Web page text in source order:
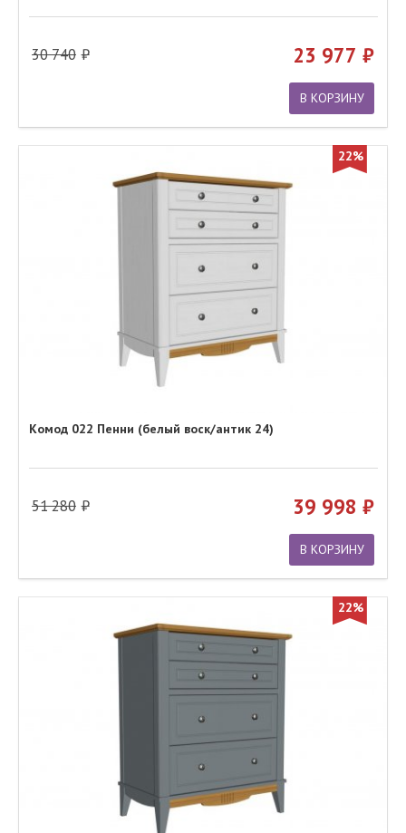
30 740 23 977
В КОРЗИНУ
22%
Комод 022 Пенни (белый воск/антик 24)
51 280 39 998
В КОРЗИНУ
22%